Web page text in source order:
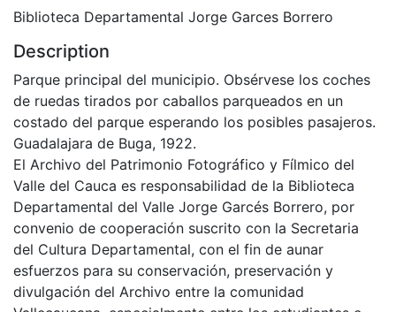
Biblioteca Departamental Jorge Garces Borrero
Description
Parque principal del municipio. Obsérvese los coches
de ruedas tirados por caballos parqueados en un
costado del parque esperando los posibles pasajeros.
Guadalajara de Buga, 1922.
El Archivo del Patrimonio Fotográfico y Fílmico del
Valle del Cauca es responsabilidad de la Biblioteca
Departamental del Valle Jorge Garcés Borrero, por
convenio de cooperación suscrito con la Secretaria
del Cultura Departamental, con el fin de aunar
esfuerzos para su conservación, preservación y
divulgación del Archivo entre la comunidad